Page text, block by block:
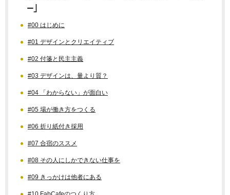
ー」
#00 はじめに
#01 デザインとクリエイティブ
#02 付箋と民主主義
#03 デザインは、量より質？
#04 「わからない」が面白い
#05 場が働き方をつくる
#06 折り紙付き採用
#07 合宿のススメ
#08 その人にしかできない仕事を
#09 きっかけは他者にある